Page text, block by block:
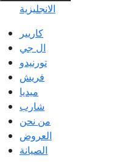
الانجليزية
كاريير
ال جي
تورنيدو
فريش
ميديا
شارب
من نحن
العروض
الصيانة